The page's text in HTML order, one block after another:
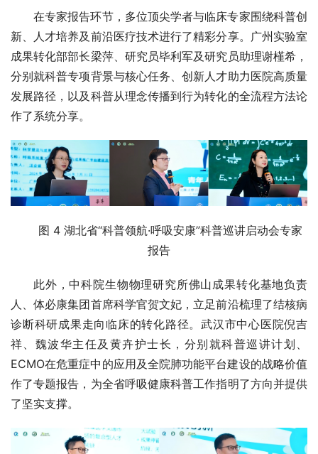
在专家报告环节，多位顶尖学者与临床专家围绕科普创
新、人才培养及前沿医疗技术进行了精彩分享。广州实验室
成果转化部部长梁萍、研究员毕利军及研究员助理谢槿希，
分别就科普专项背景与核心任务、创新人才助力医院高质量
发展路径，以及科普从理念传播到行为转化的全流程方法论
作了系统分享。
图 4 湖北省“科普领航·呼吸安康”科普巡讲启动会专家
报告
此外，中科院生物物理研究所佛山成果转化基地负责
人、体必康集团首席科学官贺文妃，立足前沿梳理了结核病
诊断科研成果走向临床的转化路径。武汉市中心医院倪吉
祥、魏波华主任及黄卉护士长，分别就科普巡讲计划、
ECMO在危重症中的应用及全院肺功能平台建设的战略价值
作了专题报告，为全省呼吸健康科普工作指明了方向并提供
了坚实支撑。